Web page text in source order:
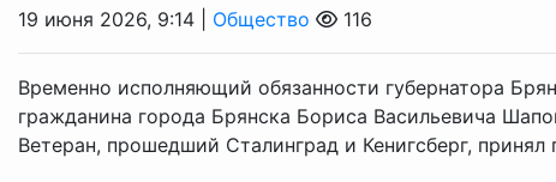
19 июня 2026, 9:14 | Общество 116
Временно исполняющий обязанности губернатора
гражданина города Брянска Бориса Васильевича
Ветеран, прошедший Сталинград и Кенигсберг, принял